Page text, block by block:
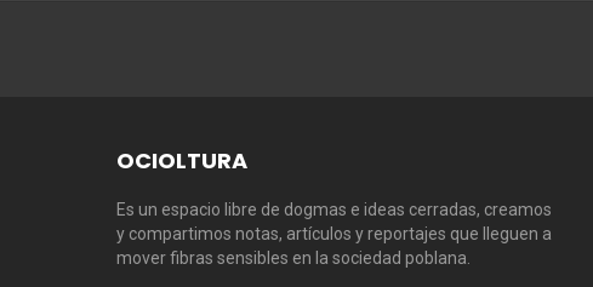
OCIOLTURA
Es un espacio libre de dogmas e ideas cerradas, creamos
y compartimos notas, artículos y reportajes que lleguen a
mover fibras sensibles en la sociedad poblana.